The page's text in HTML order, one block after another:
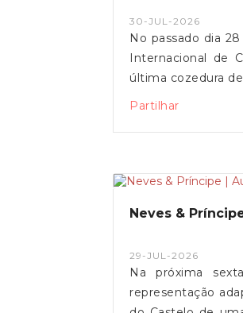
30-JUL-2026
No passado dia
Internacional de
última cozedura
um encontro de
encontro.
Partilhar
Neves &
29-JUL-2026
Na próxima
representação